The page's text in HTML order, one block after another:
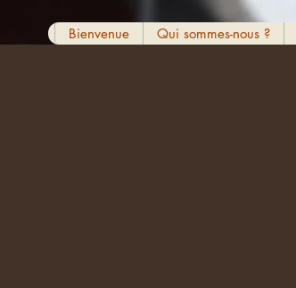
Bienvenue Qui sommes-nous ?